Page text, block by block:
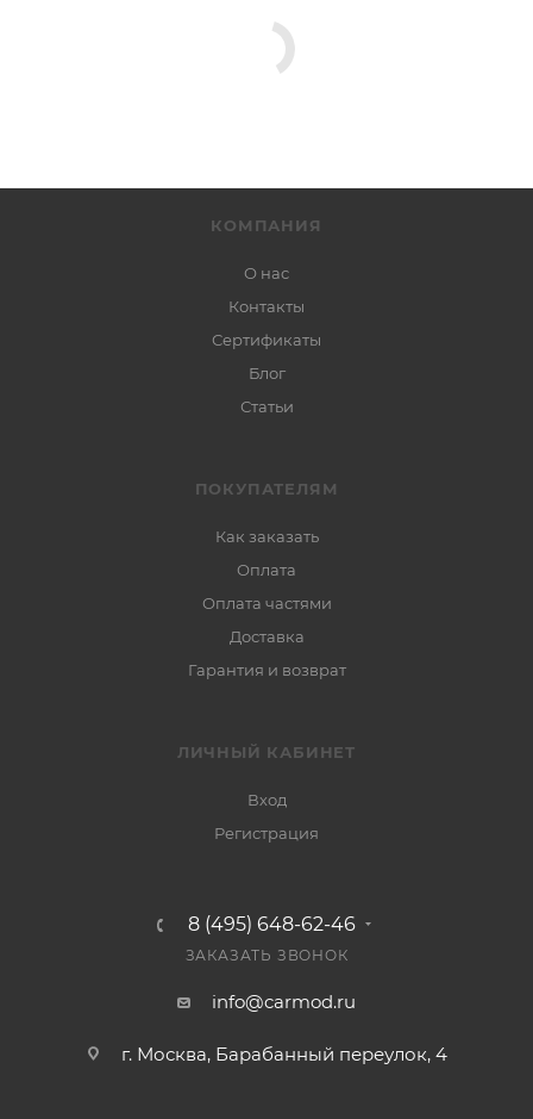
КОМПАНИЯ
О нас
Контакты
Сертификаты
Блог
Статьи
ПОКУПАТЕЛЯМ
Как заказать
Оплата
Оплата частями
Доставка
Гарантия и возврат
ЛИЧНЫЙ КАБИНЕТ
Вход
Регистрация
8 (495) 648-62-46
ЗАКАЗАТЬ ЗВОНОК
info@carmod.ru
г. Москва, Барабанный переулок, 4